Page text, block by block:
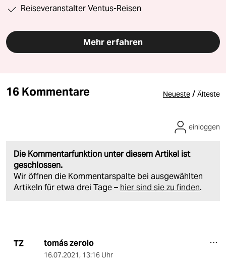
Reiseveranstalter Ventus-Reisen
Mehr erfahren
16 Kommentare Neueste / Älteste
Die Kommentarfunktion unter diesem Artikel ist
geschlossen.
Wir öffnen die Kommentarspalte bei ausgewählten
Artikeln für etwa drei Tage – hier sind sie zu finden.
einloggen
TZ tomás zerolo
16.07.2021, 13:16 Uhr